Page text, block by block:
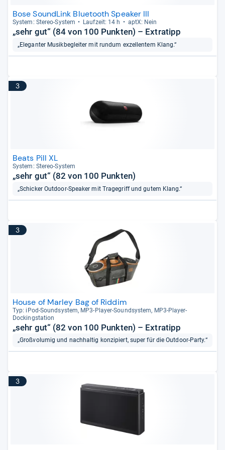
Bose SoundLink Bluetooth Speaker III
Sys­tem: Ste­reo-​Sys­tem Lauf­zeit: 14 h aptX: Nein
„sehr gut“ (84 von 100 Punkten) – Extratipp
„Eleganter Musikbegleiter mit rundum exzellentem Klang.“
3
Beats Pill XL
Sys­tem: Ste­reo-​Sys­tem
„sehr gut“ (82 von 100 Punkten)
„Schicker Outdoor-Speaker mit Tragegriff und gutem Klang.“
3
House of Marley Bag of Riddim
Typ: iPod-​Sound­sys­tem, MP3-​Player-​Sound­sys­tem, MP3-​Player-​
Dockings­ta­tion
„sehr gut“ (82 von 100 Punkten) – Extratipp
„Großvolumig und nachhaltig konzipiert, super für die Outdoor-Party.“
3